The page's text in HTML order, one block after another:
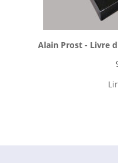
Alain Prost - Livre